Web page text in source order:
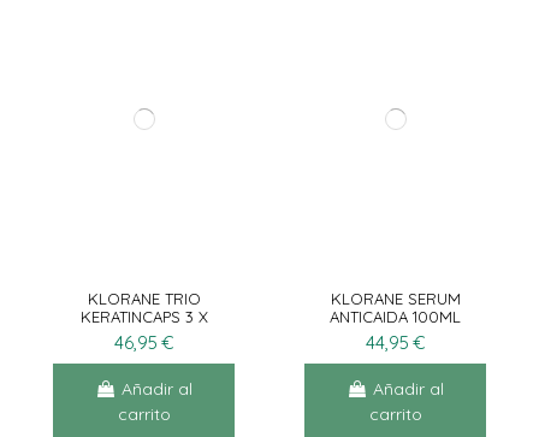
KLORANE TRIO
KERATINCAPS 3 X
30CÁPS
46,95 €
Añadir al
carrito
KLORANE SERUM
ANTICAIDA 100ML
44,95 €
Añadir al
carrito